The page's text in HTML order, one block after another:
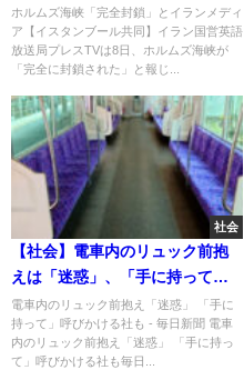
レバノン攻撃を続けていること
への対抗措置か…
ホルムズ海峡「完全封鎖」とイランメディ
ア【イスタンブール共同】イラン国営英語
放送局プレスTVは8日、ホルムズ海峡が
「完全に封鎖された」と報じ...
社会
【社会】電車内のリュック前抱
えは「迷惑」、「手に持って」
と呼びかける鉄道会社も
電車内のリュック前抱え「迷惑」 「手に
持って」呼びかける社も - 毎日新聞 電車
内のリュック前抱え「迷惑」 「手に持っ
て」呼びかける社も毎日...